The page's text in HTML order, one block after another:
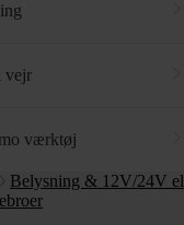
vejr
værktøj
Belysning & 12V/24V el